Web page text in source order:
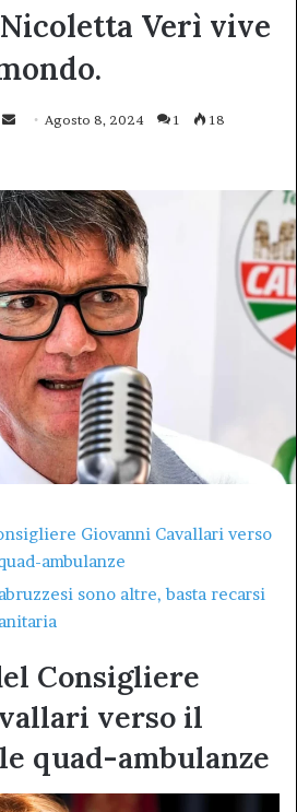
Nicoletta Verì vive
InviaAgosto 8, 2024 1 18
Giovanni Cavallari verso
ambulanze
sono altre, basta recarsi
Consigliere
verso il
quad-ambulanze